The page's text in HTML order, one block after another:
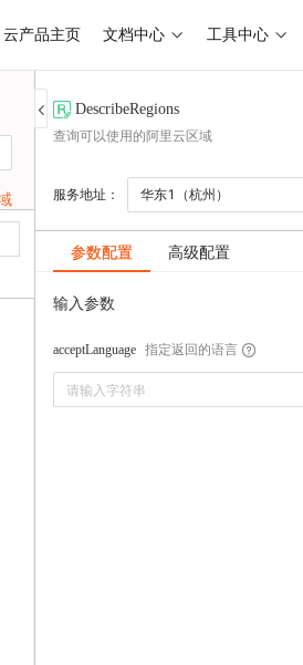
云产品主页 文档中心 工具中心
DescribeRegions
查询可以使用的阿里云区域
服务地址： 华东1（杭州）
参数配置 高级配置
输入参数
acceptLanguage 指定返回的语言